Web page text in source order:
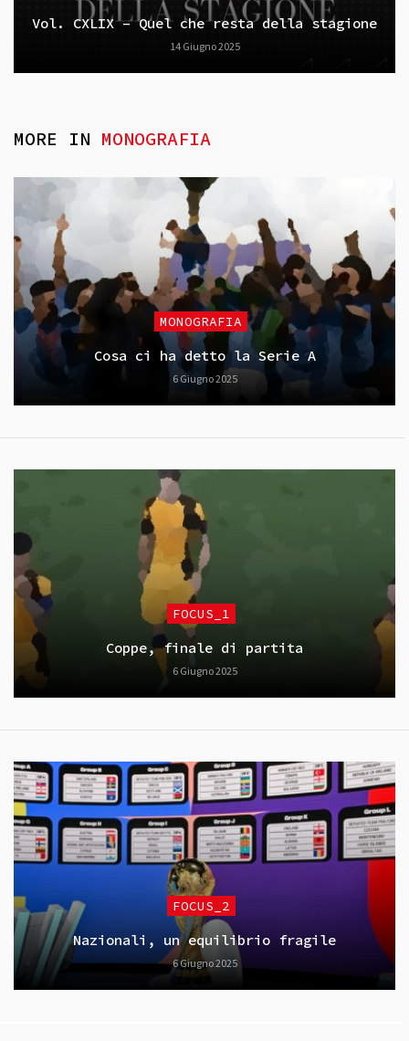
Vol. CXLIX – Quel che resta della stagione
14 Giugno 2025
MORE IN MONOGRAFIA
MONOGRAFIA
Cosa ci ha detto la Serie A
6 Giugno 2025
FOCUS_1
Coppe, finale di partita
6 Giugno 2025
FOCUS_2
Nazionali, un equilibrio fragile
6 Giugno 2025